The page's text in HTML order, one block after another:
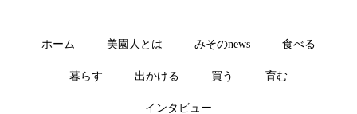
ホーム 美園人とは みそのnews 食べる
暮らす 出かける 買う 育む
インタビュー